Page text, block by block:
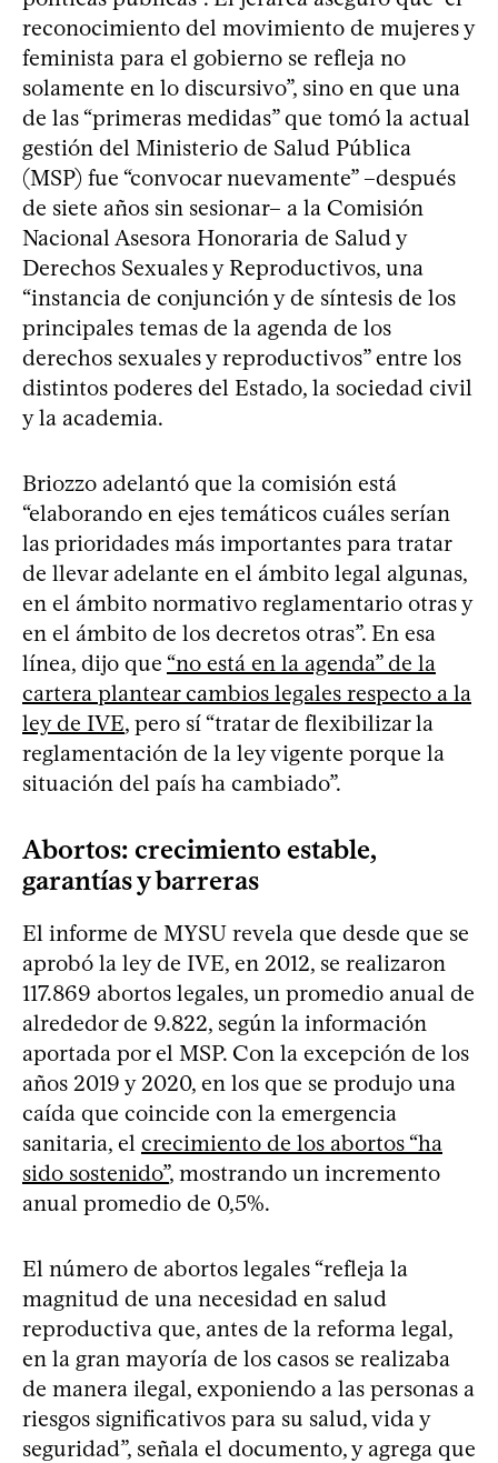
reconocimiento del movimiento de mujeres y
feminista para el gobierno se refleja no
solamente en lo discursivo”, sino en que una
de las “primeras medidas” que tomó la actual
gestión del Ministerio de Salud Pública
(MSP) fue “convocar nuevamente” –después
de siete años sin sesionar– a la Comisión
Nacional Asesora Honoraria de Salud y
Derechos Sexuales y Reproductivos, una
“instancia de conjunción y de síntesis de los
principales temas de la agenda de los
derechos sexuales y reproductivos” entre los
distintos poderes del Estado, la sociedad civil
y la academia.
Briozzo adelantó que la comisión está
“elaborando en ejes temáticos cuáles serían
las prioridades más importantes para tratar
de llevar adelante en el ámbito legal algunas,
en el ámbito normativo reglamentario otras y
en el ámbito de los decretos otras”. En esa
línea, dijo que “no está en la agenda” de la
cartera plantear cambios legales respecto a la
ley de IVE, pero sí “tratar de flexibilizar la
reglamentación de la ley vigente porque la
situación del país ha cambiado”.
Abortos: crecimiento estable,
garantías y barreras
El informe de MYSU revela que desde que se
aprobó la ley de IVE, en 2012, se realizaron
117.869 abortos legales, un promedio anual de
alrededor de 9.822, según la información
aportada por el MSP. Con la excepción de los
años 2019 y 2020, en los que se produjo una
caída que coincide con la emergencia
sanitaria, el crecimiento de los abortos “ha
sido sostenido”, mostrando un incremento
anual promedio de 0,5%.
El número de abortos legales “refleja la
magnitud de una necesidad en salud
reproductiva que, antes de la reforma legal,
en la gran mayoría de los casos se realizaba
de manera ilegal, exponiendo a las personas a
riesgos significativos para su salud, vida y
seguridad”, señala el documento, y agrega que